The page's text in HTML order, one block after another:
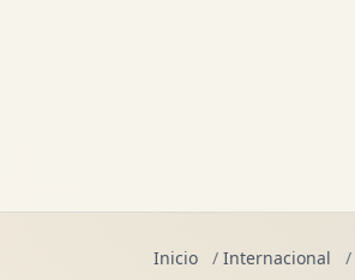
Inicio / Internacional /